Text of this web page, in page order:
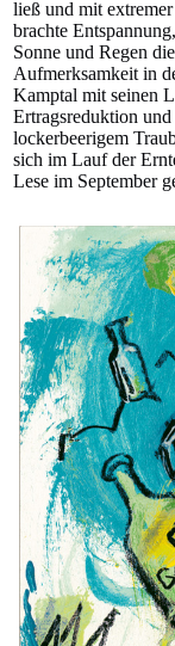
ließ und mit
brachte
Sonne und Regen
Aufmerksamkeit in
Kamptal mit seinen
Ertragsreduktion
lockerbeerigem
sich im Lauf der
Lese im September